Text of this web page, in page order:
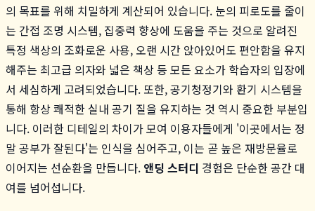
의 목표를 위해 치밀하게 계산되어 있습니다. 눈의 피로도를 줄이
는 간접 조명 시스템, 집중력 향상에 도움을 주는 것으로 알려진
특정 색상의 조화로운 사용, 오랜 시간 앉아있어도 편안함을 유지
해주는 최고급 의자와 넓은 책상 등 모든 요소가 학습자의 입장에
서 세심하게 고려되었습니다. 또한, 공기청정기와 환기 시스템을
통해 항상 쾌적한 실내 공기 질을 유지하는 것 역시 중요한 부분입
니다. 이러한 디테일의 차이가 모여 이용자들에게 '이곳에서는 정
말 공부가 잘된다'는 인식을 심어주고, 이는 곧 높은 재방문율로
이어지는 선순환을 만듭니다. 앤딩 스터디 경험은 단순한 공간 대
여를 넘어섭니다.